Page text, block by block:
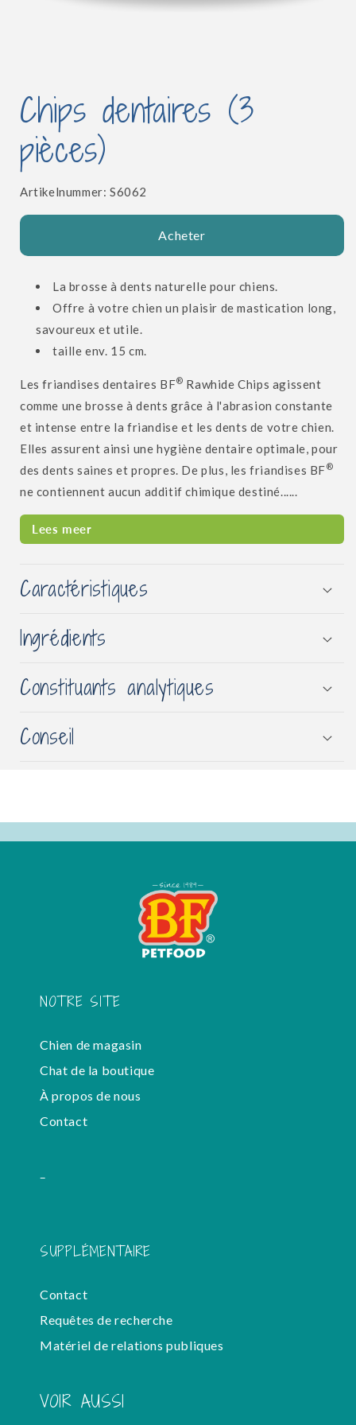
média
1
dans
une
fenêtre
modale
Chips dentaires (3
pièces)
Artikelnummer: SKU:
S6062
Acheter
La brosse à dents naturelle pour chiens.
Offre à votre chien un plaisir de mastication long,
savoureux et utile.
taille env. 15 cm.
Les friandises dentaires BF® Rawhide Chips agissent
comme une brosse à dents grâce à l'abrasion constante
et intense entre la friandise et les dents de votre chien.
Elles assurent ainsi une hygiène dentaire optimale, pour
des dents saines et propres. De plus, les friandises BF®
ne contiennent aucun additif chimique destiné......
Lees meer
Caractéristiques
Ingrédients
Constituants analytiques
Conseil
NOTRE SITE
Chien de magasin
Chat de la boutique
À propos de nous
Contact
-
SUPPLÉMENTAIRE
Contact
Requêtes de recherche
Matériel de relations publiques
VOIR AUSSI